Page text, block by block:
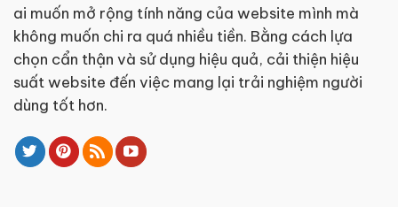
ai muốn mở rộng tính năng của website mình mà
không muốn chi ra quá nhiều tiền. Bằng cách lựa
chọn cẩn thận và sử dụng hiệu quả, cải thiện hiệu
suất website đến việc mang lại trải nghiệm người
dùng tốt hơn.